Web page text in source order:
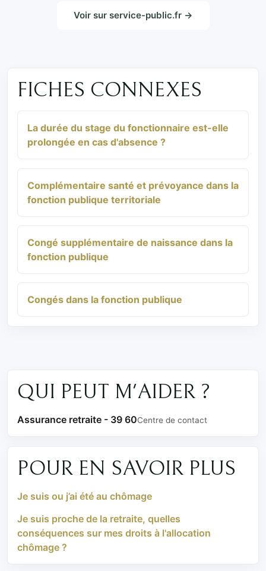
Voir sur service-public.fr →
FICHES CONNEXES
La durée du stage du fonctionnaire est-elle
prolongée en cas d'absence ?
Complémentaire santé et prévoyance dans la
fonction publique territoriale
Congé supplémentaire de naissance dans la
fonction publique
Congés dans la fonction publique
QUI PEUT M'AIDER ?
Assurance retraite - 39 60Centre de contact
POUR EN SAVOIR PLUS
Je suis ou j’ai été au chômage
Je suis proche de la retraite, quelles
conséquences sur mes droits à l'allocation
chômage ?